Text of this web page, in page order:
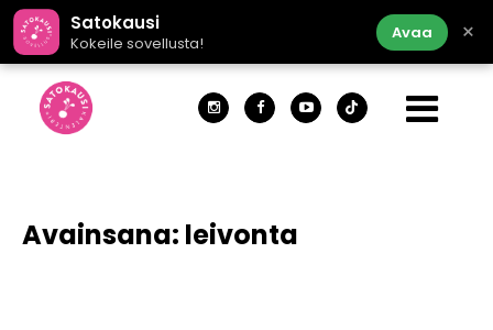
Satokausi
Kokeile sovellusta!
Avaa ×
Avainsana: leivonta